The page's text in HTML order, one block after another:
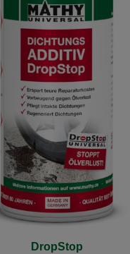
DropStop